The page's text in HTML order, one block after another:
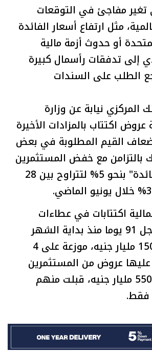
تغير مفاجئ في التوقعات
مثل ارتفاع أسعار الفائدة
أو حدوث أزمة مالية
إلى تدفقات رأسمال كبيرة
الطلب على السندات
المركزي نيابة عن وزارة
عروض اكتتاب بالمزادات الأخيرة
4 أو 5 أضعاف القيم المطلوبة في بعض
بالتزامن مع خفض المستثمرين
عروضا "أعلى فائدة" بنحو 5% لتتراوح بين 28
اكتتابات في عطاءات
أذون الخزانة لأجل 91 يوما منذ بداية الشهر
الحالي بقيمة 150 مليار جنيه، موزعة على 4
عروض من المستثمرين
بقيمة إجمالية 550 مليار جنيه، قبلت منهم